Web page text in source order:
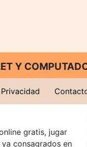
Y
gratis, jugar
consagrados en